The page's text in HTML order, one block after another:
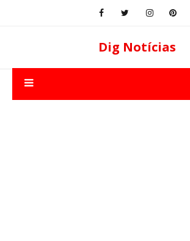
Dig Notícias